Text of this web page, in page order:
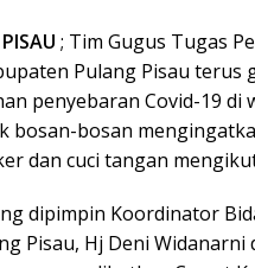
; Tim Gugus Tugas
Pulang Pisau terus
penyebaran Covid-19 di
bosan-bosan
dan cuci tangan
dipimpin Koordinator
Pisau, Hj Deni Widanarni